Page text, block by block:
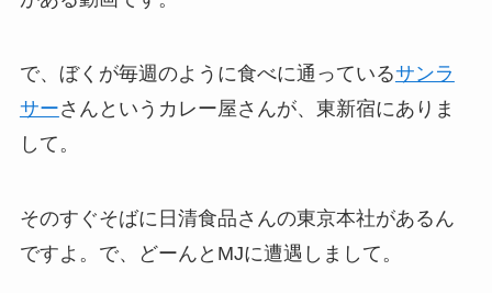
で、ぼくが毎週のように食べに通っているサンラ
サーさんというカレー屋さんが、東新宿にありま
して。
そのすぐそばに日清食品さんの東京本社があるん
ですよ。で、どーんとMJに遭遇しまして。